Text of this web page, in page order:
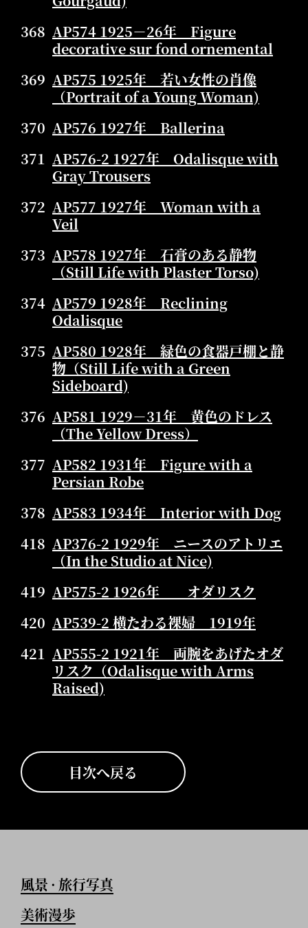
368 AP574 1925－26年 Figure
decorative sur fond ornemental
369 AP575 1925年 若い女性の肖像
（Portrait of a Young Woman)
370 AP576 1927年 Ballerina
371 AP576-2 1927年 Odalisque with
Gray Trousers
372 AP577 1927年 Woman with a
Veil
373 AP578 1927年 石膏のある静物
（Still Life with Plaster Torso)
374 AP579 1928年 Reclining
Odalisque
375 AP580 1928年 緑色の食器戸棚と静
物（Still Life with a Green
Sideboard)
376 AP581 1929－31年 黄色のドレス
（The Yellow Dress）
377 AP582 1931年 Figure with a
Persian Robe
378 AP583 1934年 Interior with Dog
418 AP376-2 1929年 ニースのアトリエ
（In the Studio at Nice)
419 AP575-2 1926年 オダリスク
420 AP539-2 横たわる裸婦 1919年
421 AP555-2 1921年 両腕をあげたオダ
リスク（Odalisque with Arms
Raised)
目次へ戻る
風景 • 旅行写真
美術漫歩